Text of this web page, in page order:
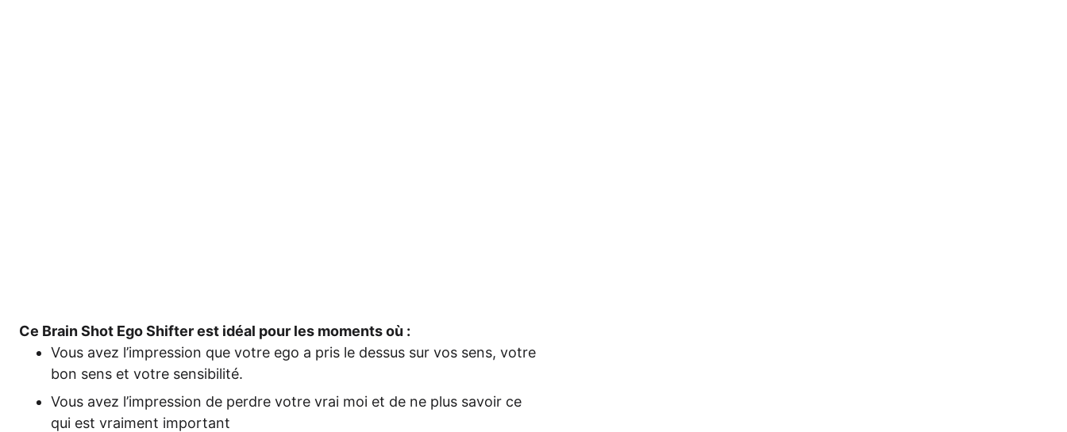
Ce Brain Shot Ego Shif­ter est idé­al pour les moments où :
Vous avez l’im­pres­si­on que vot­re ego a pris le des­sus sur vos sens, vot­re
bon sens et vot­re sensibilité.
Vous avez l’im­pres­si­on de perd­re vot­re vrai moi et de ne plus savoir ce
qui est vrai­ment important